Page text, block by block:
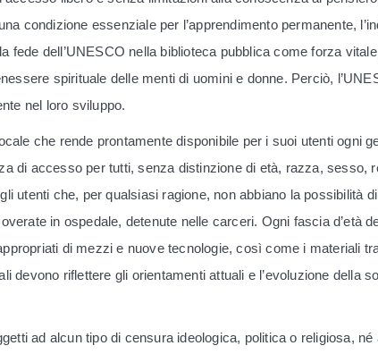
condizione essenziale per l’apprendimento permanente,
fede dell’UNESCO nella biblioteca pubblica come forza
spirituale delle menti di uomini e donne. Perciò,
nel loro sviluppo.
che rende prontamente disponibile per i suoi utenti ogni
di accesso per tutti, senza distinzione di età, razza,
utenti che, per qualsiasi ragione, non abbiano la possibilità
in ospedale, detenute nelle carceri. Ogni fascia d’età
di mezzi e nuove tecnologie, così come i materiali
devono riflettere gli orientamenti attuali e l’evoluzione della
ad alcun tipo di censura ideologica, politica o religiosa,